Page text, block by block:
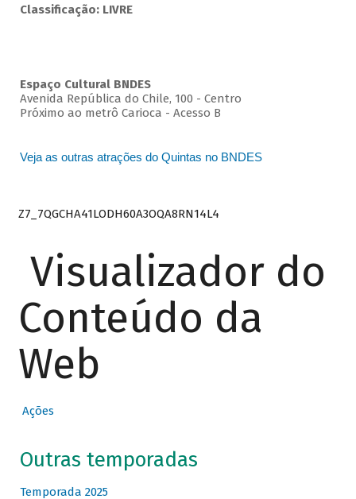
Classificação: LIVRE
Espaço Cultural BNDES
Avenida República do Chile, 100 - Centro
Próximo ao metrô Carioca - Acesso B
Veja as outras atrações do Quintas no BNDES
Z7_7QGCHA41LODH60A3OQA8RN14L4
Visualizador do
Conteúdo da
Web
Ações
Outras temporadas
Temporada 2025